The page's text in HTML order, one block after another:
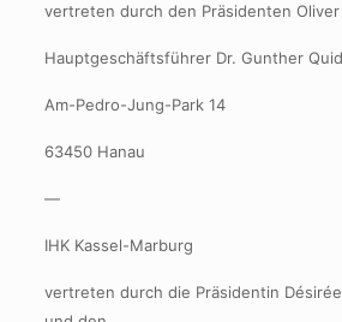
vertreten durch den Präsidenten
Hauptgeschäftsführer Dr. Gunther
Am-Pedro-Jung-Park 14
63450 Hanau
—
IHK Kassel-Marburg
vertreten durch die Präsidentin